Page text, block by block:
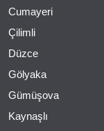
Cumayeri
Çilimli
Düzce
Gölyaka
Gümüşova
Kaynaşlı